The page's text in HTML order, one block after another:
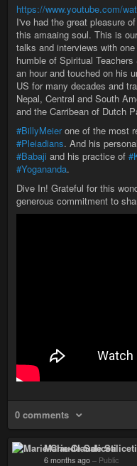
https://www.youtube.com/
I've had the great pleasure
this amaaing soul. This is
talks and interviews with
humble of Spiritual
an hour and touched on his
US for many decades and
Nepal, Central and South
and the Carribean of Dutch
#BillyMeierone of the most
#Pleiadians. And his personal
#Babaji and his practice of
#Yogananda.
Dive In! Grateful for this
generous commitment to
0 comments
Marie-Claude Saliceti
6 months ago – Public